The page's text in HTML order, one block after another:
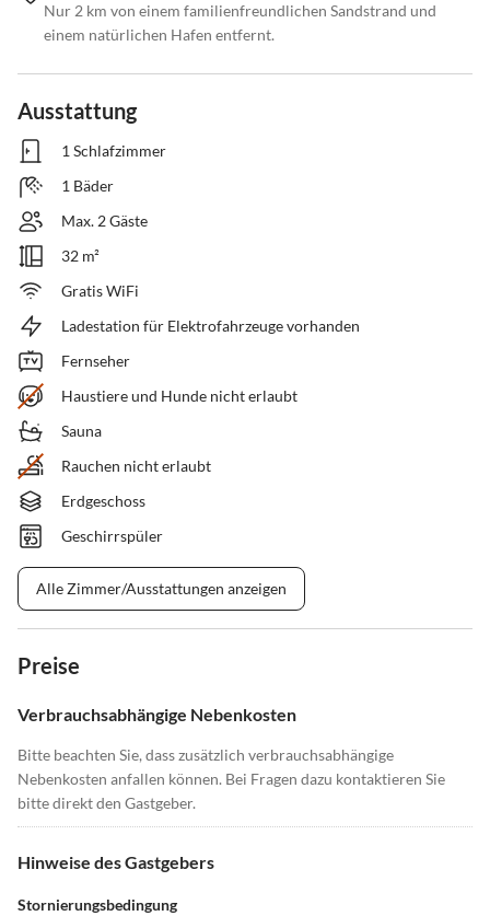
Nur 2 km von einem familienfreundlichen Sandstrand und
einem natürlichen Hafen entfernt.
Ausstattung
1 Schlafzimmer
1 Bäder
Max. 2 Gäste
32 m²
Gratis WiFi
Ladestation für Elektrofahrzeuge vorhanden
Fernseher
Haustiere und Hunde nicht erlaubt
Sauna
Rauchen nicht erlaubt
Erdgeschoss
Geschirrspüler
Alle Zimmer/Ausstattungen anzeigen
Preise
Verbrauchsabhängige Nebenkosten
Bitte beachten Sie, dass zusätzlich verbrauchsabhängige
Nebenkosten anfallen können. Bei Fragen dazu kontaktieren Sie
bitte direkt den Gastgeber.
Hinweise des Gastgebers
Stornierungsbedingung